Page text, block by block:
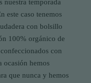
nuestra temporada
este caso tenemos
con bolsillo
100% orgánico de
con
ocasión hemos
que nunca y hemos